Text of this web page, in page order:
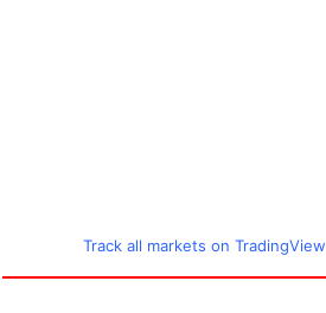
Track all markets on TradingView